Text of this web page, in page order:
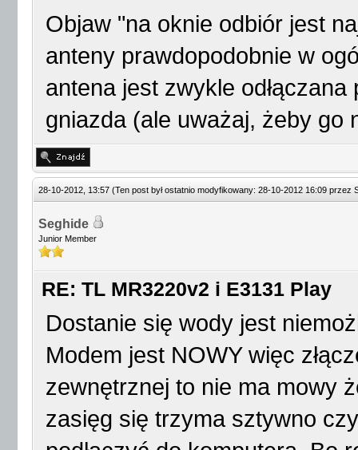
Objaw "na oknie odbiór jest
anteny prawdopodobnie w
antena jest zwykle
gniazda (ale uważaj, żeby go
28-10-2012, 13:57 (Ten post był ostatnio modyfikowany: 28-10-2012 16:09 przez
Seghide
Junior Member
RE: TL MR3220v2 i E3131 Play
Dostanie się wody jest
Modem jest NOWY więc
zewnętrznej to nie ma mowy
zasięg się trzyma sztywno